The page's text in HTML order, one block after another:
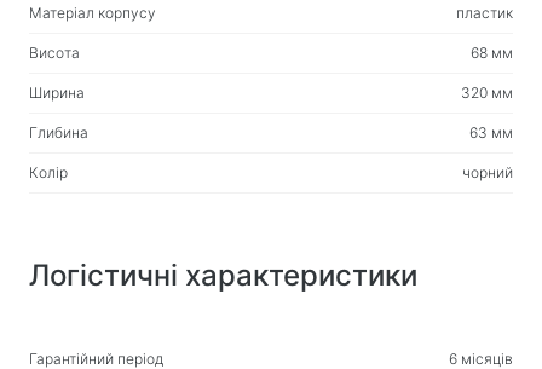
Підлогові вішалки для одягу
Тестові продукти
Масажери
Матеріал корпусу пластик
Висота 68 мм
Ширина 320 мм
Глибина 63 мм
Колір чорний
Логістичні характеристики
Гарантійний період 6 місяців